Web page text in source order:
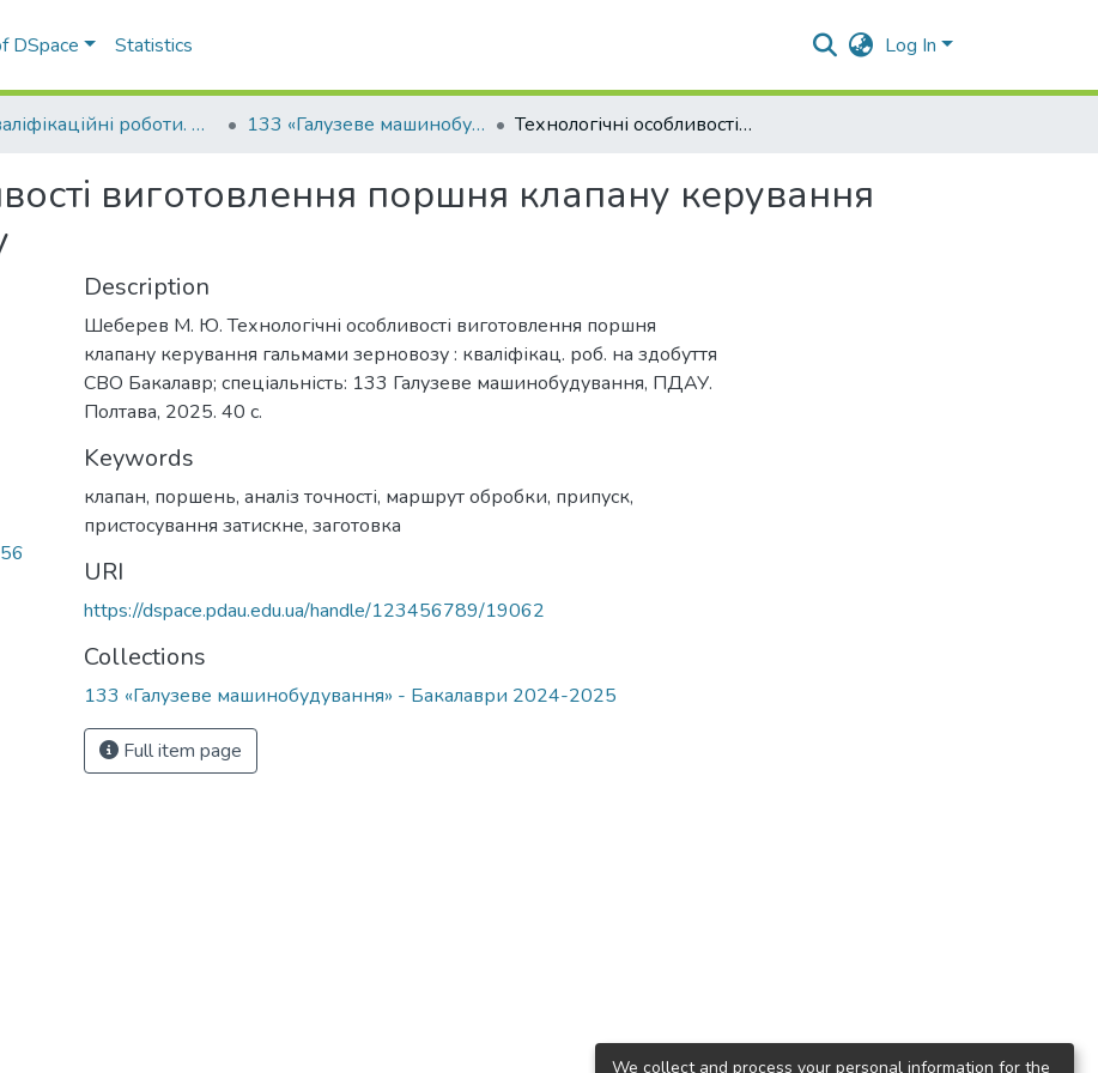
DSpace Statistics Log In
Кваліфікаційні роботи. Факультет інженерно-технологічний 133 «Галузеве машинобудування» - Бакалаври 2024-2025 Технологічні особливості виготовлення поршня клапану керування гальмами зерновозу
виготовлення поршня клапану керування
Description
Шеберев М. Ю. Технологічні особливості виготовлення поршня
клапану керування гальмами зерновозу : кваліфікац. роб. на здобуття
СВО Бакалавр; спеціальність: 133 Галузеве машинобудування, ПДАУ.
Полтава, 2025. 40 с.
Keywords
клапан, поршень, аналіз точності, маршрут обробки, припуск,
пристосування затискне, заготовка
URI
https://dspace.pdau.edu.ua/handle/123456789/19062
Collections
133 «Галузеве машинобудування» - Бакалаври 2024-2025
Full item page
We collect and process your personal information for the